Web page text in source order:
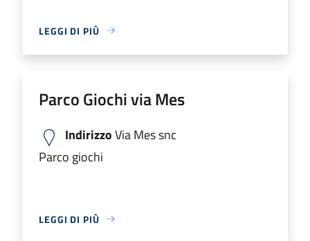
LEGGI DI PIÙ
Parco Giochi via Mes
IndirizzoVia Mes snc
Parco giochi
LEGGI DI PIÙ